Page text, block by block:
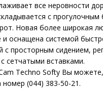
все неровности
с
Новая более широкая
оснащена системой
с просторным сидением,
сетчатыми вставками.
Techno Softy Вы можете,
номер (044) 383-50-21.